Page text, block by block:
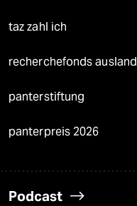
taz zahl ich
recherchefonds ausland
panterstiftung
panterpreis 2026
Podcast